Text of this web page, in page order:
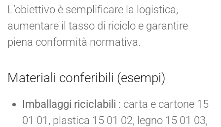
L’obiettivo è semplificare la logistica,
aumentare il tasso di riciclo e garantire
piena conformità normativa.
Materiali conferibili (esempi)
Imballaggi riciclabili : carta e cartone 15
01 01, plastica 15 01 02, legno 15 01 03,